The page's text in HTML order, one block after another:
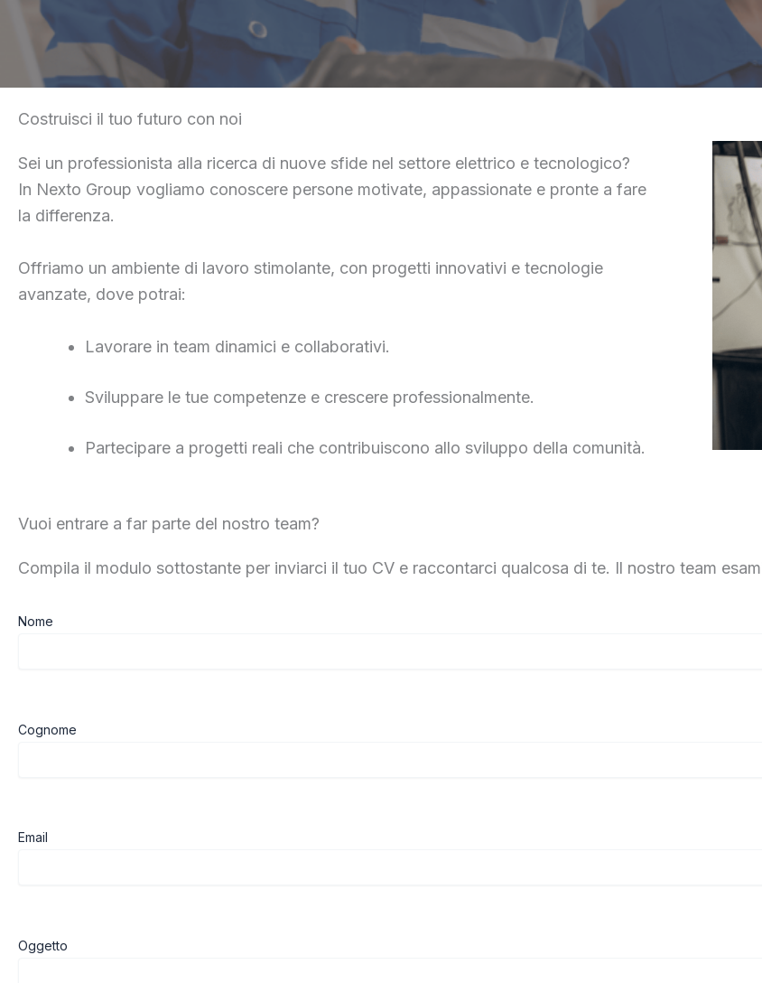
Costruisci il tuo futuro con noi
Sei un professionista alla ricerca di nuove sfide nel settore elettrico e tecnologico?
In Nexto Group vogliamo conoscere persone motivate, appassionate e pronte a fare
la differenza.
Offriamo un ambiente di lavoro stimolante, con progetti innovativi e tecnologie
avanzate, dove potrai:
Lavorare in team dinamici e collaborativi.
Sviluppare le tue competenze e crescere professionalmente.
Partecipare a progetti reali che contribuiscono allo sviluppo della comunità.
Vuoi entrare a far parte del nostro team?
Compila il modulo sottostante per inviarci il tuo CV e raccontarci qualcosa di te. Il nostro team
Nome
Cognome
Email
Oggetto